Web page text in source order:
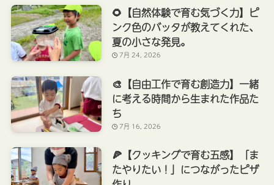
🌻【自然体験で育む気づく力】ピ
ンク色のバッタが教えてくれた、
夏の小さな発見。
7月 24, 2026
🎨【自由工作で育む創造力】一緒
に考える時間から生まれた作品た
ち
7月 16, 2026
🍕【クッキングで育む五感】「ま
たやりたい！」につながったピザ